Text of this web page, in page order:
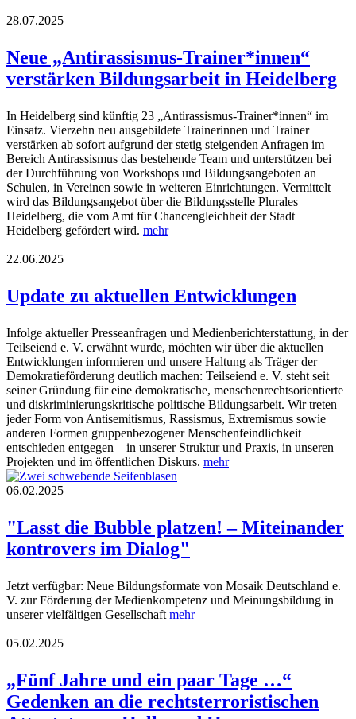
28.07.2025
Neue „Antirassismus-Trainer*innen“
verstärken Bildungsarbeit in Heidelberg
In Heidelberg sind künftig 23 „Antirassismus-Trainer*innen“ im
Einsatz. Vierzehn neu ausgebildete Trainerinnen und Trainer
verstärken ab sofort aufgrund der stetig steigenden Anfragen im
Bereich Antirassismus das bestehende Team und unterstützen bei
der Durchführung von Workshops und Bildungsangeboten an
Schulen, in Vereinen sowie in weiteren Einrichtungen. Vermittelt
wird das Bildungsangebot über die Bildungsstelle Plurales
Heidelberg, die vom Amt für Chancengleichheit der Stadt
Heidelberg gefördert wird. mehr
22.06.2025
Update zu aktuellen Entwicklungen
Infolge aktueller Presseanfragen und Medienberichterstattung, in der
Teilseiend e. V. erwähnt wurde, möchten wir über die aktuellen
Entwicklungen informieren und unsere Haltung als Träger der
Demokratieförderung deutlich machen: Teilseiend e. V. steht seit
seiner Gründung für eine demokratische, menschenrechtsorientierte
und diskriminierungskritische politische Bildungsarbeit. Wir treten
jeder Form von Antisemitismus, Rassismus, Extremismus sowie
anderen Formen gruppenbezogener Menschenfeindlichkeit
entschieden entgegen – in unserer Struktur und Praxis, in unseren
Projekten und im öffentlichen Diskurs. mehr
06.02.2025
"Lasst die Bubble platzen! – Miteinander
kontrovers im Dialog"
Jetzt verfügbar: Neue Bildungsformate von Mosaik Deutschland e.
V. zur Förderung der Medienkompetenz und Meinungsbildung in
unserer vielfältigen Gesellschaftmehr
05.02.2025
„Fünf Jahre und ein paar Tage …“
Gedenken an die rechtsterroristischen